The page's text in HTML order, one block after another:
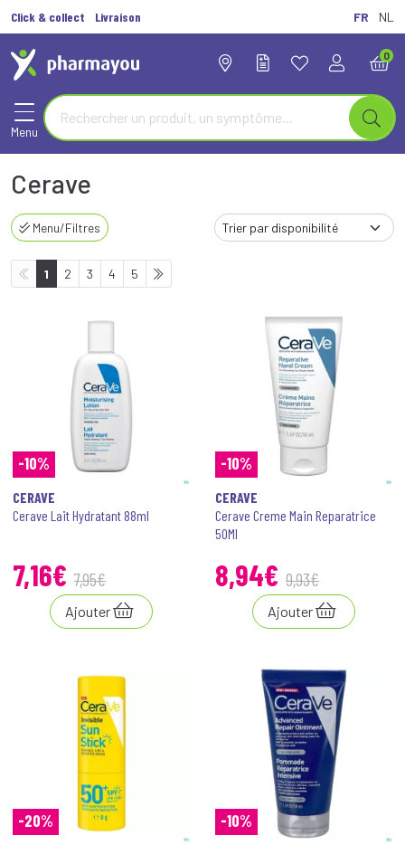
Click & collect Livraison FR NL
0
Menu
Cerave
Menu/Filtres
1 2 3 4 5
-10%
CERAVE
Cerave Lait Hydratant 88ml
7,16€ 7,95€
Ajouter
-10%
CERAVE
Cerave Creme Main Reparatrice
50Ml
8,94€ 9,93€
Ajouter
-20% -10%